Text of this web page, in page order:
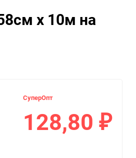
х 10м на
СуперОпт
128,80 ₽